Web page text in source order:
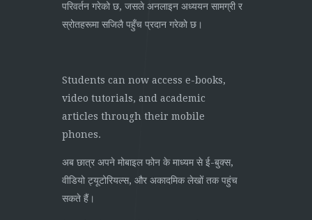
परिवर्तन गरेको छ, जसले अनलाइन अध्ययन सामग्री र
स्रोतहरूमा सजिलै पहुँच प्रदान गरेको छ।
Students can now access e-books,
video tutorials, and academic
articles through their mobile
phones.
अब छात्र अपने मोबाइल फोन के माध्यम से ई-बुक्स,
वीडियो ट्यूटोरियल्स, और अकादमिक लेखों तक पहुंच
सकते हैं।